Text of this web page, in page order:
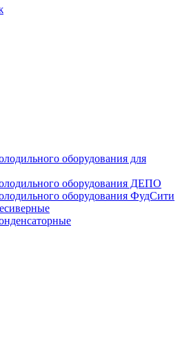
оборудования для
оборудования ДЕПО
оборудования ФудСити